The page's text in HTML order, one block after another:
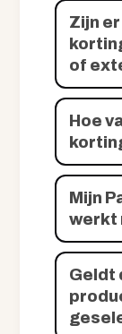
Zijn
of
Hoe
Mijn
werkt
Geldt